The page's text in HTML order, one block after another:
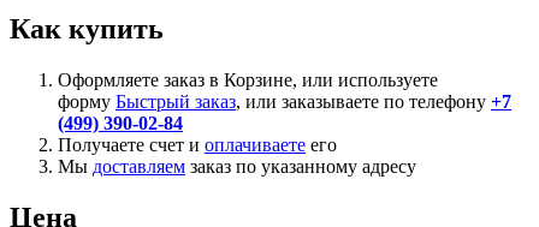
Как купить
Оформляете заказ в Корзине, или используете
форму Быстрый заказ, или заказываете по телефону +7
(499) 390-02-84
Получаете счет и оплачиваете его
Мы доставляем заказ по указанному адресу
Цена